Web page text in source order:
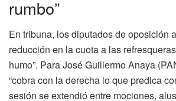
rumbo”
En tribuna, los diputados de oposición
reducción en la cuota a las
humo”. Para José Guillermo Anaya
“cobra con la derecha lo que predica
sesión se extendió entre mociones,